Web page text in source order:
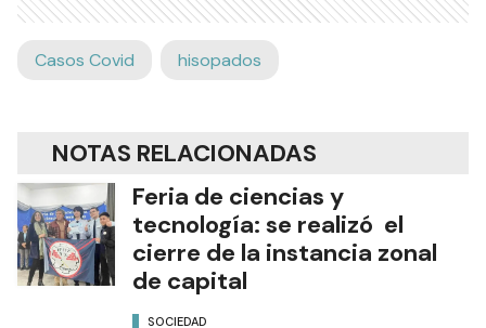
Casos Covid hisopados
NOTAS RELACIONADAS
Feria de ciencias y
tecnología: se realizó el
cierre de la instancia zonal
de capital
SOCIEDAD